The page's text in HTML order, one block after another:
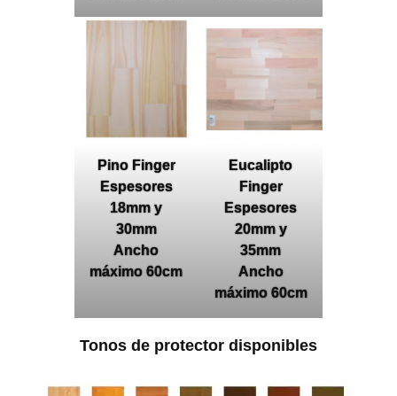
Pino Finger
Espesores
18mm y
30mm
Ancho
máximo 60cm
Eucalipto
Finger
Espesores
20mm y
35mm
Ancho
máximo 60cm
Tonos de protector disponibles